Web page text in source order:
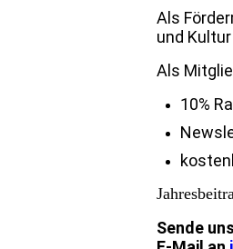
Als
und
Als
10%
Jahres
Sende